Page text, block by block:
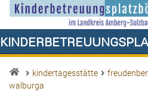
kindertagesstätte
walburga